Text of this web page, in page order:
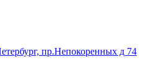
пр.Непокоренных д 74